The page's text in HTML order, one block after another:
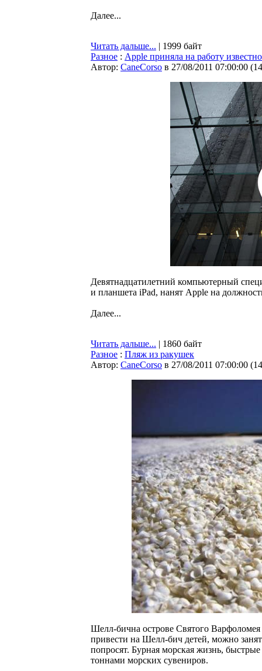
Далее...
Читать дальше... | 1999 байт
Разное : Apple приняла на работу
Автор: CaneCorso в 27/08/2011 07:00:00 (
Девятнадцатилетний компьютерный
и планшета iPad, нанят Apple на
Далее...
Читать дальше... | 1860 байт
Разное : Пляж из ракушек
Автор: CaneCorso в 27/08/2011 07:00:00 (
Шелл-бична острове Святого
привести на Шелл-бич детей, можно
попросят. Бурная морская жизнь,
тоннами морских сувениров.